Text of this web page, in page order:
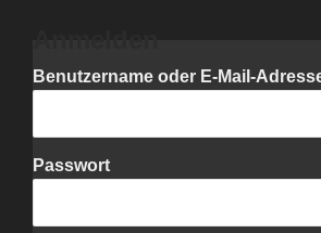
Benutzername oder E-Mail-
Passwort